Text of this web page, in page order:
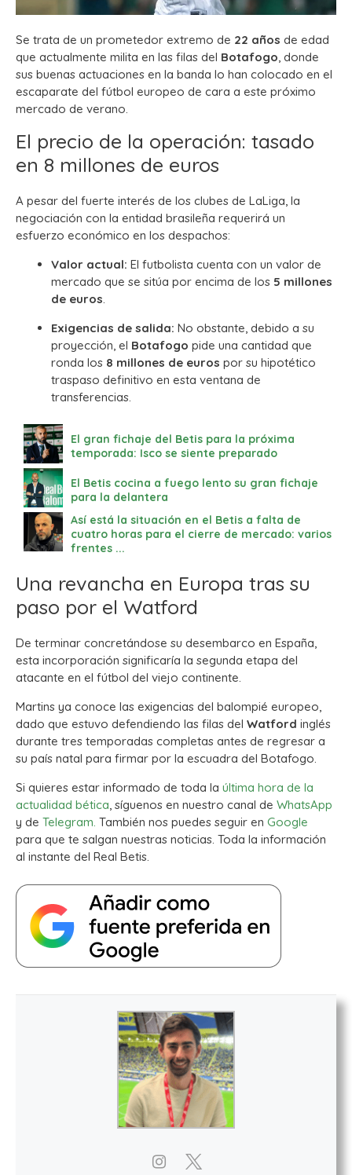
Se trata de un prometedor extremo de 22 años de edad
que actualmente milita en las filas del Botafogo, donde
sus buenas actuaciones en la banda lo han colocado en el
escaparate del fútbol europeo de cara a este próximo
mercado de verano.
El precio de la operación: tasado
en 8 millones de euros
A pesar del fuerte interés de los clubes de LaLiga, la
negociación con la entidad brasileña requerirá un
esfuerzo económico en los despachos:
Valor actual: El futbolista cuenta con un valor de
mercado que se sitúa por encima de los 5 millones
de euros.
Exigencias de salida: No obstante, debido a su
proyección, el Botafogo pide una cantidad que
ronda los 8 millones de euros por su hipotético
traspaso definitivo en esta ventana de
transferencias.
El gran fichaje del Betis para la próxima
temporada: Isco se siente preparado
El Betis cocina a fuego lento su gran fichaje
para la delantera
Así está la situación en el Betis a falta de
cuatro horas para el cierre de mercado: varios
frentes ...
Una revancha en Europa tras su
paso por el Watford
De terminar concretándose su desembarco en España,
esta incorporación significaría la segunda etapa del
atacante en el fútbol del viejo continente.
Martins ya conoce las exigencias del balompié europeo,
dado que estuvo defendiendo las filas del Watford inglés
durante tres temporadas completas antes de regresar a
su país natal para firmar por la escuadra del Botafogo.
Si quieres estar informado de toda la última hora de la
actualidad bética , síguenos en nuestro canal de WhatsApp
y de Telegram. También nos puedes seguir en Google
para que te salgan nuestras noticias. Toda la información
al instante del Real Betis.